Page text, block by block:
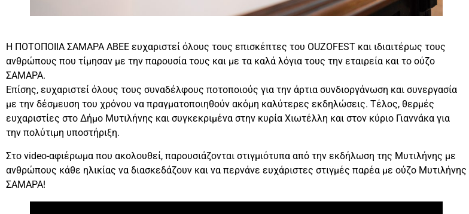
Η ΠΟΤΟΠΟΙΙΑ ΣΑΜΑΡΑ ΑΒΕΕ ευχαριστεί όλους τους επισκέπτες του OUZOFEST και ιδιαιτέρως τους
ανθρώπους που τίμησαν με την παρουσία τους και με τα καλά λόγια τους την εταιρεία και το ούζο
ΣΑΜΑΡΑ.
Επίσης, ευχαριστεί όλους τους συναδέλφους ποτοποιούς για την άρτια συνδιοργάνωση και συνεργασία
με την δέσμευση του χρόνου να πραγματοποιηθούν ακόμη καλύτερες εκδηλώσεις. Τέλος, θερμές
ευχαριστίες στο Δήμο Μυτιλήνης και συγκεκριμένα στην κυρία Χιωτέλλη και στον κύριο Γιαννάκα για
την πολύτιμη υποστήριξη.
Στο video-αφιέρωμα που ακολουθεί, παρουσιάζονται στιγμιότυπα από την εκδήλωση της Μυτιλήνης με
ανθρώπους κάθε ηλικίας να διασκεδάζουν και να περνάνε ευχάριστες στιγμές παρέα με ούζο Μυτιλήνης
ΣΑΜΑΡΑ!